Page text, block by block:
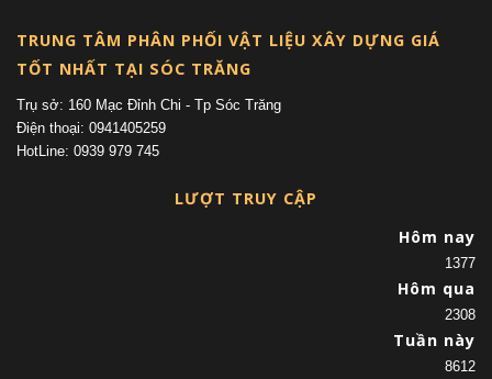
TRUNG TÂM PHÂN PHỐI VẬT LIỆU XÂY DỰNG GIÁ
TỐT NHẤT TẠI SÓC TRĂNG
Trụ sở: 160 Mạc Đỉnh Chi - Tp Sóc Trăng
Điện thoại: 0941405259
HotLine: 0939 979 745
LƯỢT TRUY CẬP
Hôm nay
1377
Hôm qua
2308
Tuần này
8612